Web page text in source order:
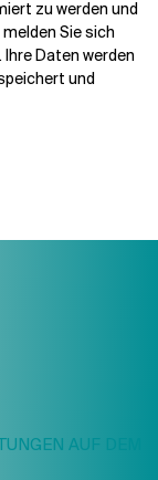
zu werden und
Sie sich
Daten werden
und
AUF DEM